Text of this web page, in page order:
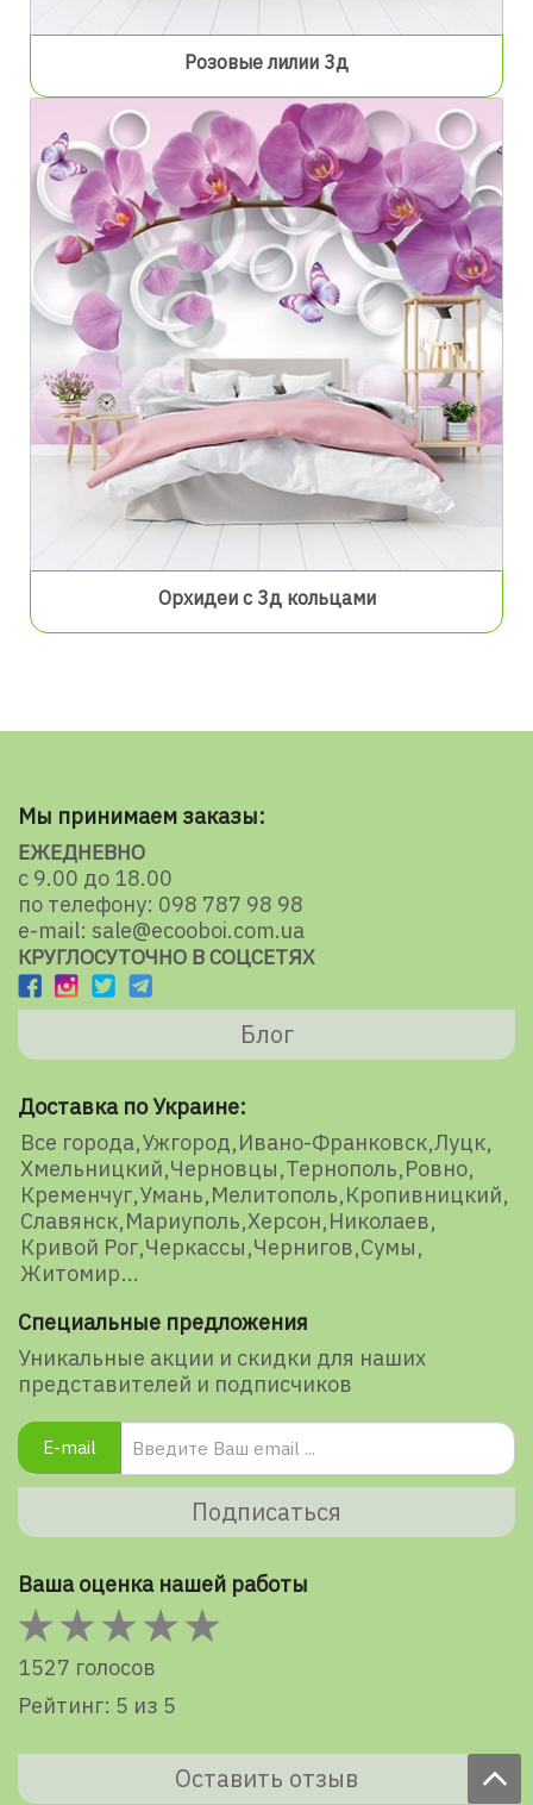
Розовые лилии 3д
Орхидеи с 3д кольцами
Мы принимаем заказы:
ЕЖЕДНЕВНО
с 9.00 до 18.00
по телефону: 098 787 98 98
e-mail: sale@ecooboi.com.ua
КРУГЛОСУТОЧНО В СОЦСЕТЯХ
Блог
Доставка по Украине:
Все города Ужгород Ивано-Франковск Луцк
Хмельницкий Черновцы Тернополь Ровно
Кременчуг Умань Мелитополь Кропивницкий
Славянск Мариуполь Херсон Николаев
Кривой Рог Черкассы Чернигов Сумы
Житомир
Специальные предложения
Уникальные акции и скидки для наших
представителей и подписчиков
E-mail
Подписаться
Ваша оценка нашей работы
1527 голосов
Рейтинг: 5 из 5
Оставить отзыв